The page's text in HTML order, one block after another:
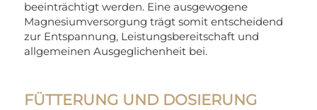
beeinträchtigt werden. Eine ausgewogene
Magnesiumversorgung trägt somit entscheidend
zur Entspannung, Leistungsbereitschaft und
allgemeinen Ausgeglichenheit bei.
FÜTTERUNG UND DOSIERUNG